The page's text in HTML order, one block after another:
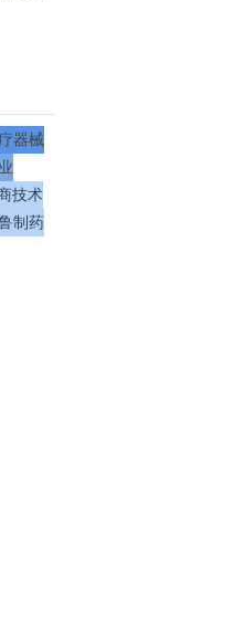
器械
技术
制药